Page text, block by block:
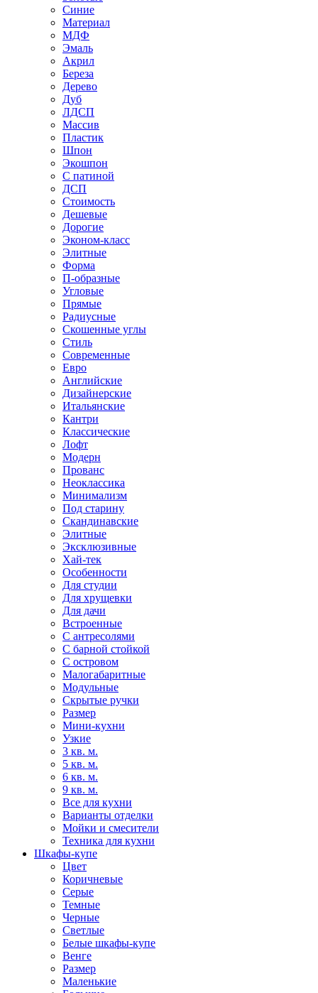
Синие
Материал
МДФ
Эмаль
Акрил
Береза
Дерево
Дуб
ЛДСП
Массив
Пластик
Шпон
Экошпон
С патиной
ДСП
Стоимость
Дешевые
Дорогие
Эконом-класс
Элитные
Форма
П-образные
Угловые
Прямые
Радиусные
Скошенные углы
Стиль
Современные
Евро
Английские
Дизайнерские
Итальянские
Кантри
Классические
Лофт
Модерн
Прованс
Неоклассика
Минимализм
Под старину
Скандинавские
Элитные
Эксклюзивные
Хай-тек
Особенности
Для студии
Для хрущевки
Для дачи
Встроенные
С антресолями
С барной стойкой
С островом
Малогабаритные
Модульные
Скрытые ручки
Размер
Мини-кухни
Узкие
3 кв. м.
5 кв. м.
6 кв. м.
9 кв. м.
Все для кухни
Варианты отделки
Мойки и смесители
Техника для кухни
Шкафы-купе
Цвет
Коричневые
Серые
Темные
Черные
Светлые
Белые шкафы-купе
Венге
Размер
Маленькие